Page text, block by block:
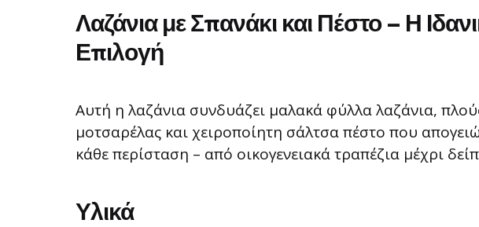
Λαζάνια με Σπανάκι και Πέστο – Η
Επιλογή
Αυτή η λαζάνια συνδυάζει μαλακά φύλλα λαζάνια,
μοτσαρέλας και χειροποίητη σάλτσα πέστο που
κάθε περίσταση – από οικογενειακά τραπέζια μέχρι
Υλικά